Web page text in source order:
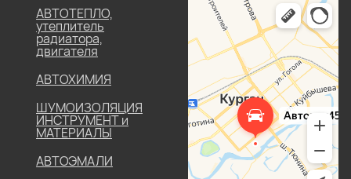
АВТОТЕПЛО,
утеплитель
радиатора,
двигателя
АВТОХИМИЯ
ШУМОИЗОЛЯЦИЯ
ИНСТРУМЕНТ и
МАТЕРИАЛЫ
АВТОЭМАЛИ